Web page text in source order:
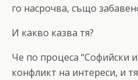
го насрочва, също
И какво казва тя?
Че по процеса “Софийски
конфликт на интереси, и